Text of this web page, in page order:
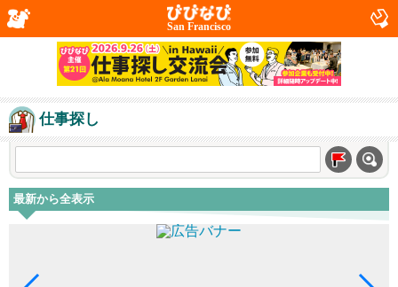
San Francisco
仕事探し
最新から全表示